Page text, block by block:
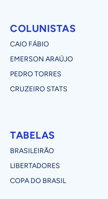
COLUNISTAS
CAIO FÁBIO
EMERSON ARAÚJO
PEDRO TORRES
CRUZEIRO STATS
TABELAS
BRASILEIRÃO
LIBERTADORES
COPA DO BRASIL